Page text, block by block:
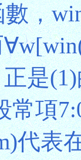
，
是
常項
代表